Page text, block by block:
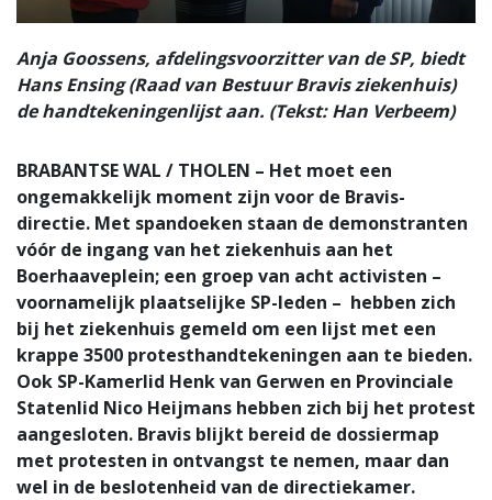
Anja Goossens, afdelingsvoorzitter van de SP, biedt
Hans Ensing (Raad van Bestuur Bravis ziekenhuis)
de handtekeningenlijst aan. (Tekst: Han Verbeem)
BRABANTSE WAL / THOLEN – Het moet een
ongemakkelijk moment zijn voor de Bravis-
directie. Met spandoeken staan de demonstranten
vóór de ingang van het ziekenhuis aan het
Boerhaaveplein; een groep van acht activisten –
voornamelijk plaatselijke SP-leden – hebben zich
bij het ziekenhuis gemeld om een lijst met een
krappe 3500 protesthandtekeningen aan te bieden.
Ook SP-Kamerlid Henk van Gerwen en Provinciale
Statenlid Nico Heijmans hebben zich bij het protest
aangesloten. Bravis blijkt bereid de dossiermap
met protesten in ontvangst te nemen, maar dan
wel in de beslotenheid van de directiekamer.